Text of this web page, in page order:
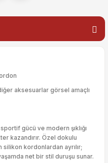
aksesuarlar görsel amaçlı
gücü ve modern şıklığı
kazandırır. Özel dokulu
silikon kordonlardan ayrılır;
net bir stil duruşu sunar.